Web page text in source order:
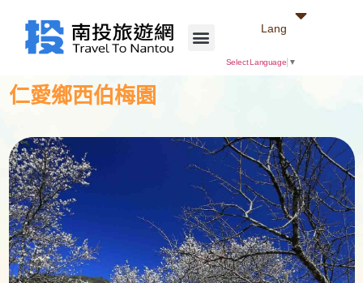
Lang
Select Language ▼
仁愛鄉西伯梅園